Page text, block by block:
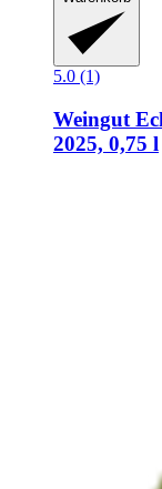
5.0 (1)
Weingut
2025, 0,75 l